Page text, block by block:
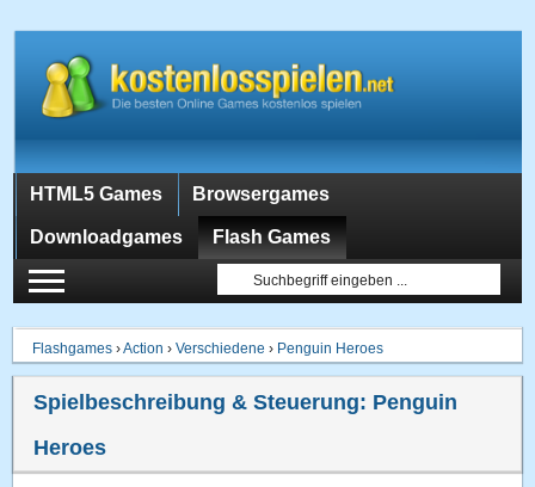
HTML5 Games Browsergames
Downloadgames Flash Games
Flashgames ›Action ›Verschiedene › Penguin Heroes
Spielbeschreibung & Steuerung: Penguin
Heroes